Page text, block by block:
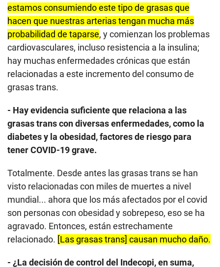
estamos consumiendo este tipo de grasas que
hacen que nuestras arterias tengan mucha más
probabilidad de taparse, y comienzan los problemas
cardiovasculares, incluso resistencia a la insulina;
hay muchas enfermedades crónicas que están
relacionadas a este incremento del consumo de
grasas trans.
- Hay evidencia suficiente que relaciona a las
grasas trans con diversas enfermedades, como la
diabetes y la obesidad, factores de riesgo para
tener COVID-19 grave.
Totalmente. Desde antes las grasas trans se han
visto relacionadas con miles de muertes a nivel
mundial... ahora que los más afectados por el covid
son personas con obesidad y sobrepeso, eso se ha
agravado. Entonces, están estrechamente
relacionado. [Las grasas trans] causan mucho daño.
- ¿La decisión de control del Indecopi, en suma,